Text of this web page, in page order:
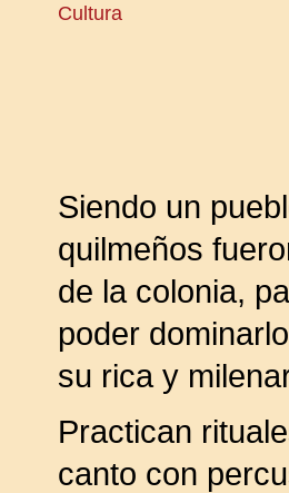
Cultura
Siendo un
quilmeños
de la colonia,
poder
su rica y
Practican
canto con